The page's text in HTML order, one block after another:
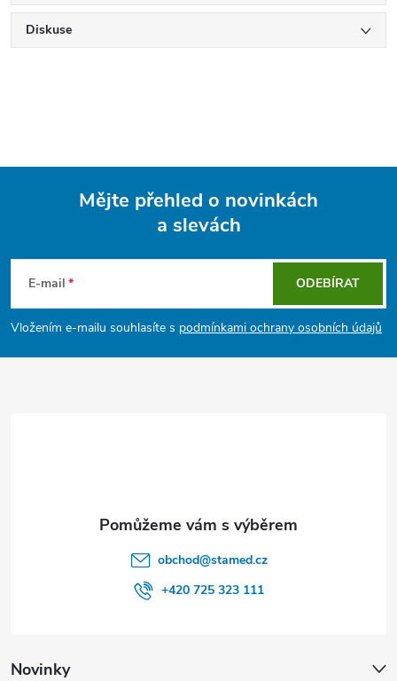
Diskuse
p
a
Mějte přehled o novinkách
a slevách
E-mail
Vložením e-mailu souhlasíte s podmínkami ochrany osobních údajů
ODEBÍRAT
Novinky
obchod@stamed.cz
+420 725 323 111